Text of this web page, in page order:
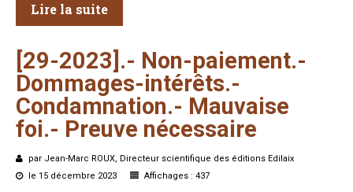
Lire la suite
[29-2023].- Non-paiement.-
Dommages-intérêts.-
Condamnation.- Mauvaise
foi.- Preuve nécessaire
par Jean-Marc ROUX, Directeur scientifique des éditions Edilaix
le 15 décembre 2023
Affichages : 437